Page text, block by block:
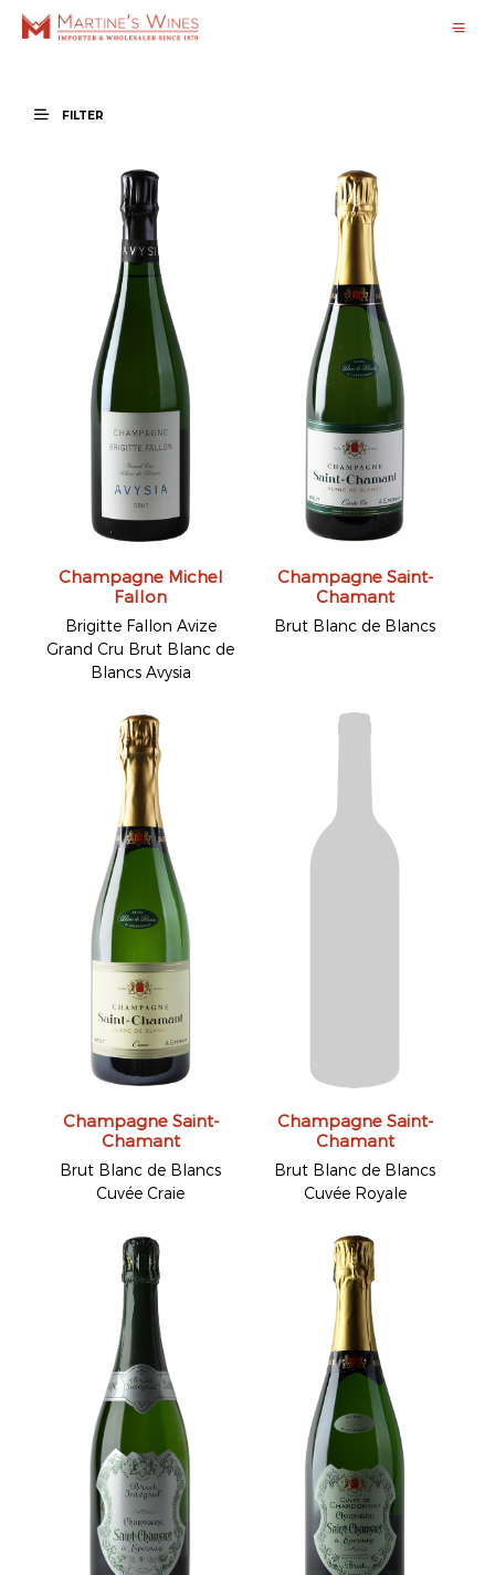
FILTER
Champagne Michel
Fallon
Brigitte Fallon Avize
Grand Cru Brut Blanc de
Blancs Avysia
Champagne Saint-
Chamant
Brut Blanc de Blancs
Champagne Saint-
Chamant
Brut Blanc de Blancs
Cuvée Craie
Champagne Saint-
Chamant
Brut Blanc de Blancs
Cuvée Royale